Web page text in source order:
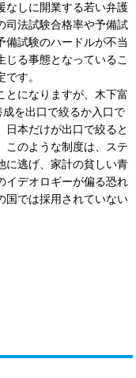
なしに開業する若い弁護
法試験合格率や予備試
備試験のハードルが不当
じる事態となっているこ
す。
とになりますが、木下富
を出口で絞るか入口で
日本だけが出口で絞ると
このような制度は、ステ
に逃げ、家計の貧しい青
イデオロギーが偏る恐れ
国では採用されていない